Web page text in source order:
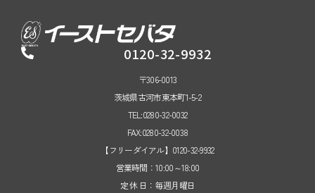
0120-32-9932
〒306-0013
茨城県古河市東本町1-5-2
TEL:0280-32-0032
FAX:0280-32-0038
【フリーダイアル】0120-32-9932
営業時間：10:00～18:00
定 休 日：毎週月曜日